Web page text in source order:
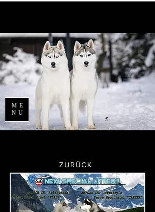
ME
NU
ZURÜCK